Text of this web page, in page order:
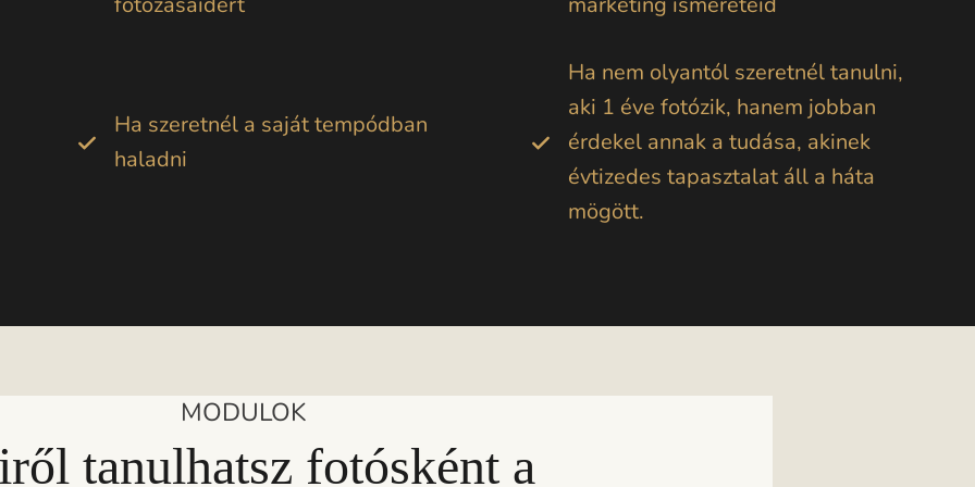
fotózásaidért marketing ismereteid
Ha szeretnél a saját tempódban
haladni
Ha nem olyantól szeretnél tanulni,
aki 1 éve fotózik, hanem jobban
érdekel annak a tudása, akinek
évtizedes tapasztalat áll a háta
mögött.
MODULOK
tanulhatsz fotósként a